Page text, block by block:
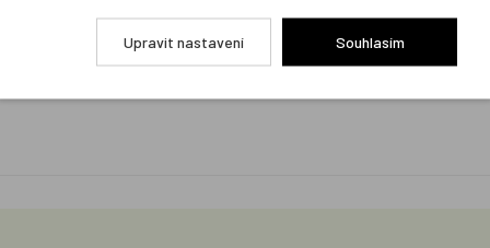
Objednávky obsahující jen skladové položky
expedujeme i v den objednávky, ostatní dle dodací
Upravit nastavení Souhlasím